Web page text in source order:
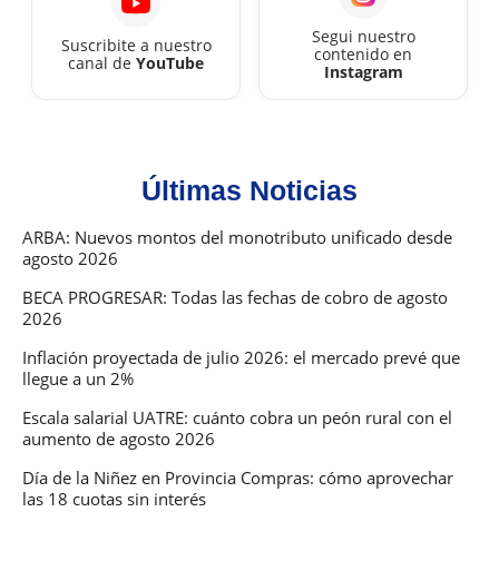
Suscribite a nuestro
canal de YouTube
Segui nuestro
contenido en
Instagram
Últimas Noticias
ARBA: Nuevos montos del monotributo unificado desde
agosto 2026
BECA PROGRESAR: Todas las fechas de cobro de agosto
2026
Inflación proyectada de julio 2026: el mercado prevé que
llegue a un 2%
Escala salarial UATRE: cuánto cobra un peón rural con el
aumento de agosto 2026
Día de la Niñez en Provincia Compras: cómo aprovechar
las 18 cuotas sin interés